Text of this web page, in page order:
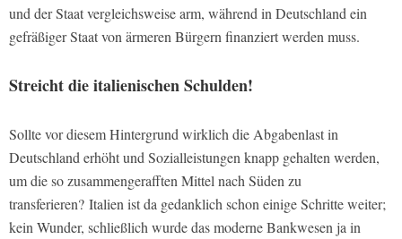
und der Staat vergleichsweise arm, während in Deutschland ein
gefräßiger Staat von ärmeren Bürgern finanziert werden muss.
Streicht die italienischen Schulden!
Sollte vor diesem Hintergrund wirklich die Abgabenlast in
Deutschland erhöht und Sozialleistungen knapp gehalten werden,
um die so zusammengerafften Mittel nach Süden zu
transferieren? Italien ist da gedanklich schon einige Schritte weiter;
kein Wunder, schließlich wurde das moderne Bankwesen ja in